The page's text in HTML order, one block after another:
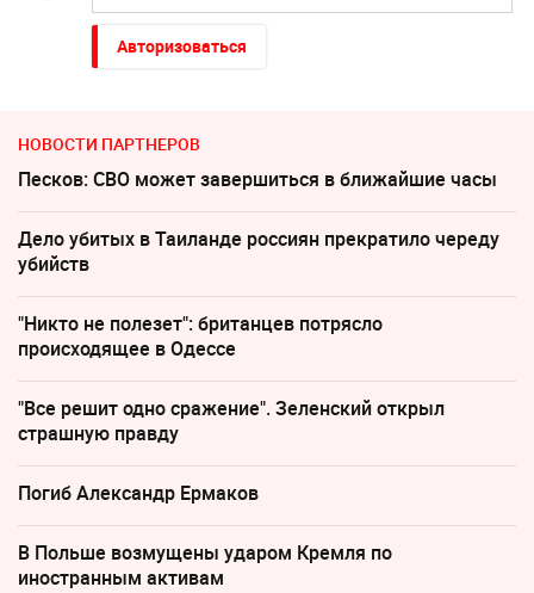
Авторизоваться
НОВОСТИ ПАРТНЕРОВ
Песков: СВО может завершиться в ближайшие часы
Дело убитых в Таиланде россиян прекратило череду
убийств
"Никто не полезет": британцев потрясло
происходящее в Одессе
"Все решит одно сражение". Зеленский открыл
страшную правду
Погиб Александр Ермаков
В Польше возмущены ударом Кремля по
иностранным активам